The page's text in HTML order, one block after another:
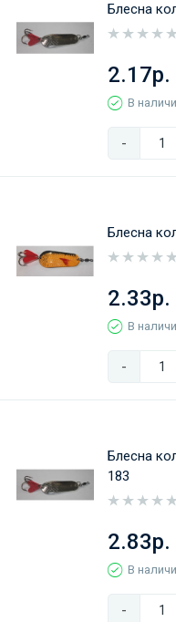
Блесна
2.17р.
В
-
Блесна
2.33р.
В
-
Блесна
183
2.83р.
В
-